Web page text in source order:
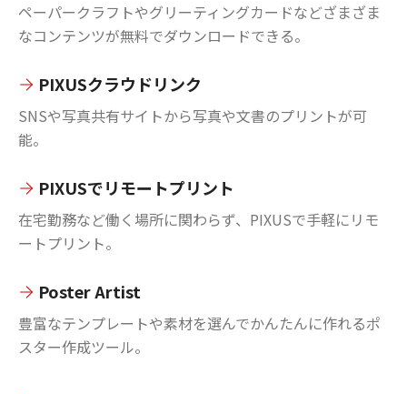
ペーパークラフトやグリーティングカードなどざまざま
なコンテンツが無料でダウンロードできる。
PIXUSクラウドリンク
SNSや写真共有サイトから写真や文書のプリントが可
能。
PIXUSでリモートプリント
在宅勤務など働く場所に関わらず、PIXUSで手軽にリモ
ートプリント。
Poster Artist
豊富なテンプレートや素材を選んでかんたんに作れるポ
スター作成ツール。